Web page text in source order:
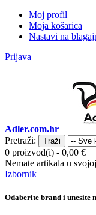
Moj profil
Moja košarica
Nastavi na
Prijava
Adler.com.hr
Pretraži:
Traži
0 proizvod(i) - 0,00 €
Nemate artikala u
Izbornik
Odaberite brand i unesite